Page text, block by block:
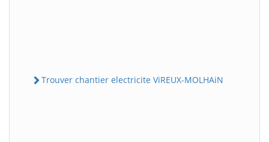
Trouver chantier electricite ViREUX-MOLHAiN